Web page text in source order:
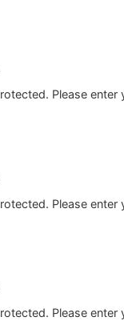
Please
Please
Please